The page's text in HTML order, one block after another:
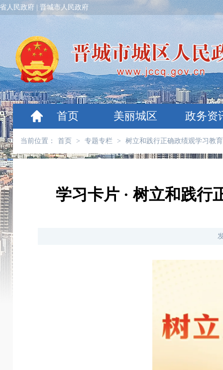
人民政府 晋城市人民政府
首页 美丽城区 政务资
当前位置： 首页 > 专题专栏 > 树立和践行正确政绩观学习教育
学习卡片 · 树立和践